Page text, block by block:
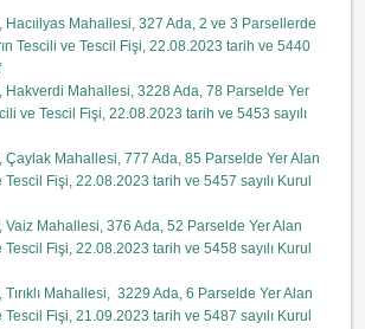
Hacıilyas Mahallesi, 327 Ada, 2 ve 3 Parsellerde
Tescili ve Tescil Fişi, 22.08.2023 tarih ve 5440
Hakverdi Mahallesi, 3228 Ada, 78 Parselde Yer
ve Tescil Fişi, 22.08.2023 tarih ve 5453 sayılı
Çaylak Mahallesi, 777 Ada, 85 Parselde Yer Alan
Tescil Fişi, 22.08.2023 tarih ve 5457 sayılı Kurul
Vaiz Mahallesi, 376 Ada, 52 Parselde Yer Alan
Tescil Fişi, 22.08.2023 tarih ve 5458 sayılı Kurul
Mahallesi, 3229 Ada, 6 Parselde Yer Alan
Tescil Fişi, 21.09.2023 tarih ve 5487 sayılı Kurul